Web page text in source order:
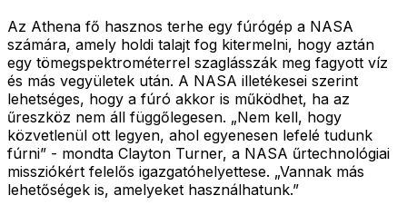
Az Athena fő hasznos terhe egy fúrógép a NASA
számára, amely holdi talajt fog kitermelni, hogy aztán
egy tömegspektrométerrel szaglásszák meg fagyott víz
és más vegyületek után. A NASA illetékesei szerint
lehetséges, hogy a fúró akkor is működhet, ha az
űreszköz nem áll függőlegesen. „Nem kell, hogy
közvetlenül ott legyen, ahol egyenesen lefelé tudunk
fúrni” - mondta Clayton Turner, a NASA űrtechnológiai
missziókért felelős igazgatóhelyettese. „Vannak más
lehetőségek is, amelyeket használhatunk.”